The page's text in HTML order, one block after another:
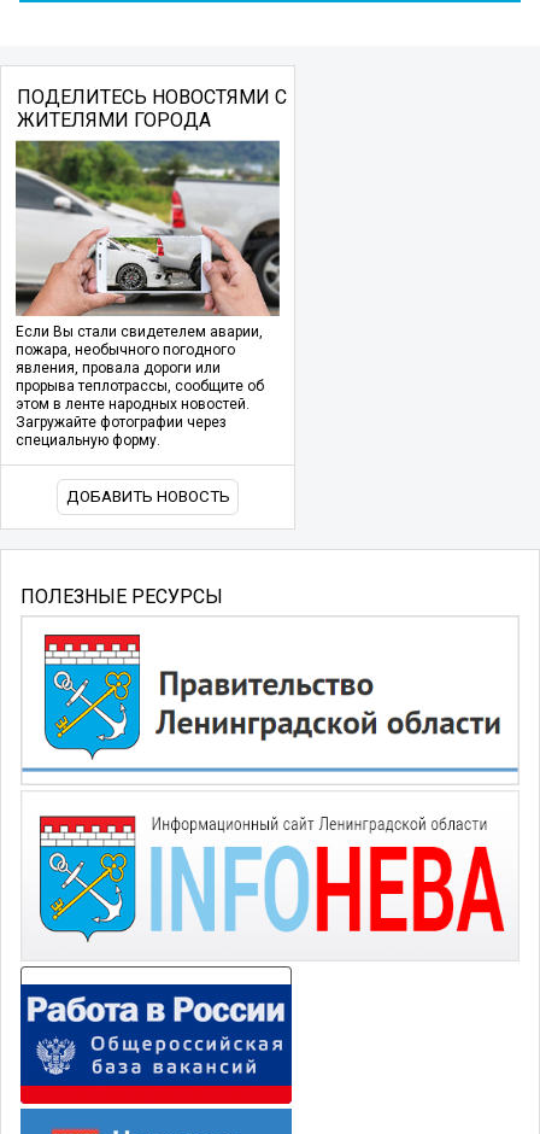
ПОДЕЛИТЕСЬ НОВОСТЯМИ С
ЖИТЕЛЯМИ ГОРОДА
Если Вы стали свидетелем аварии,
пожара, необычного погодного
явления, провала дороги или
прорыва теплотрассы, сообщите об
этом в ленте народных новостей.
Загружайте фотографии через
специальную форму.
ДОБАВИТЬ НОВОСТЬ
ПОЛЕЗНЫЕ РЕСУРСЫ